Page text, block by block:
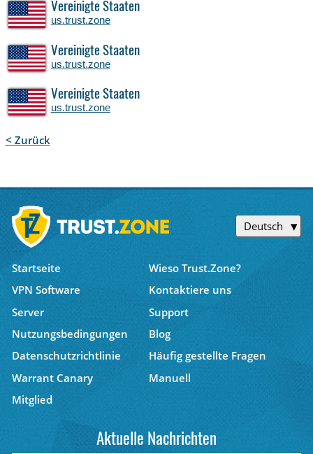
Vereinigte Staaten
us.trust.zone
Vereinigte Staaten
us.trust.zone
Vereinigte Staaten
us.trust.zone
< Zurück
Deutsch
Startseite
Wieso Trust.Zone?
VPN Software
Kontaktiere uns
Server
Support
Nutzungsbedingungen
Blog
Datenschutzrichtlinie
Häufig gestellte Fragen
Warrant Canary
Manuell
Mitglied
Aktuelle Nachrichten